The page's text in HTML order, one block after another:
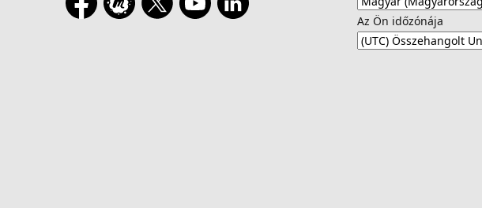
Az Ön időzónája